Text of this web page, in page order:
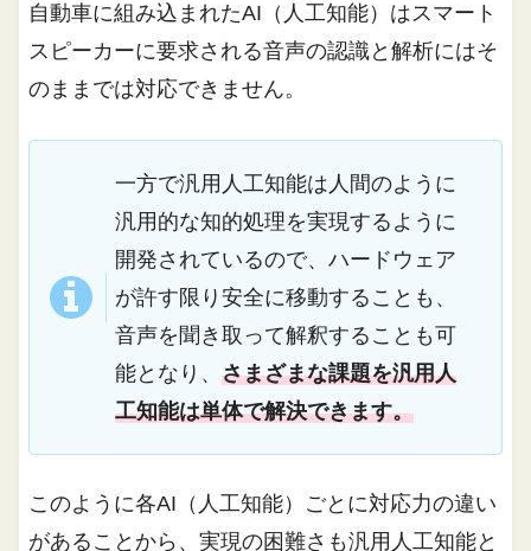
自動車に組み込まれたAI（人工知能）はスマート
スピーカーに要求される音声の認識と解析にはそ
のままでは対応できません。
一方で汎用人工知能は人間のように
汎用的な知的処理を実現するように
開発されているので、ハードウェア
が許す限り安全に移動することも、
音声を聞き取って解釈することも可
能となり、さまざまな課題を汎用人
工知能は単体で解決できます。
このように各AI（人工知能）ごとに対応力の違い
があることから、実現の困難さも汎用人工知能と